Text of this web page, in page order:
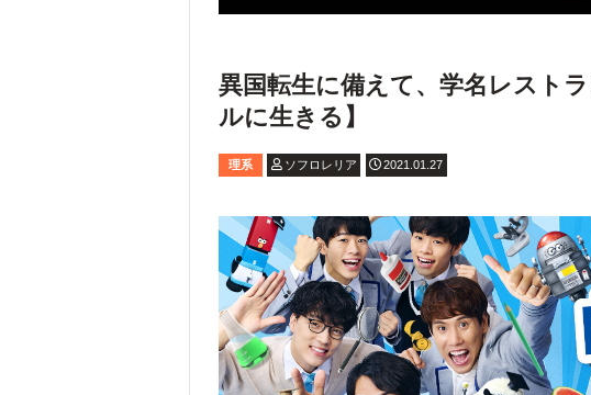
異国転生に備えて、学名レスト
ルに生きる】
理系 ソフロレリア 2021.01.27